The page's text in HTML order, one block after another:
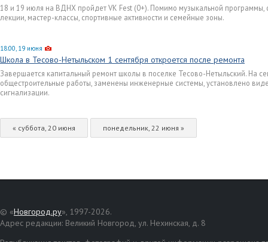
18 и 19 июля на ВДНХ пройдет VK Fest (0+). Помимо музыкальной программы,
лекции, мастер-классы, спортивные активности и семейные зоны.
18:00, 19 июня
Школа в Тесово-Нетыльском 1 сентября откроется после ремонта
Завершается капитальный ремонт школы в поселке Тесово-Нетыльский. На
общестроительные работы, заменены инженерные системы, установлено
сигнализации.
« суббота, 20 июня понедельник, 22 июня »
© «Новгород.ру», 1997-2026.
Адрес редакции: Великий Новгород, ул. Нехинская, д. 8